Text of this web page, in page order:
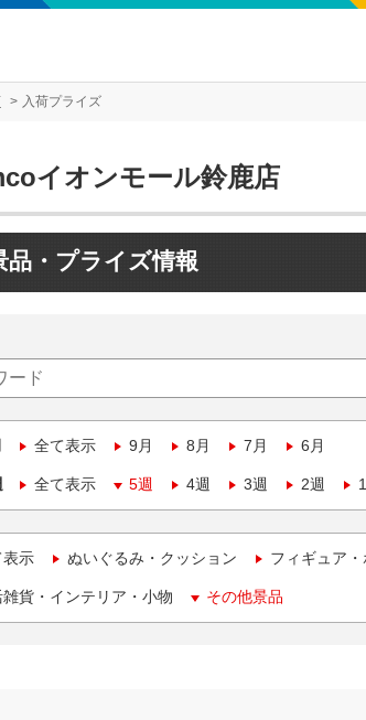
入荷プライズ
イオンモール鈴鹿店
品・プライズ情報
全て表示 9月 8月 7月 6月
全て表示 5週 4週 3週 2週
表示 ぬいぐるみ・クッション フィギュア・
貨・インテリア・小物 その他景品